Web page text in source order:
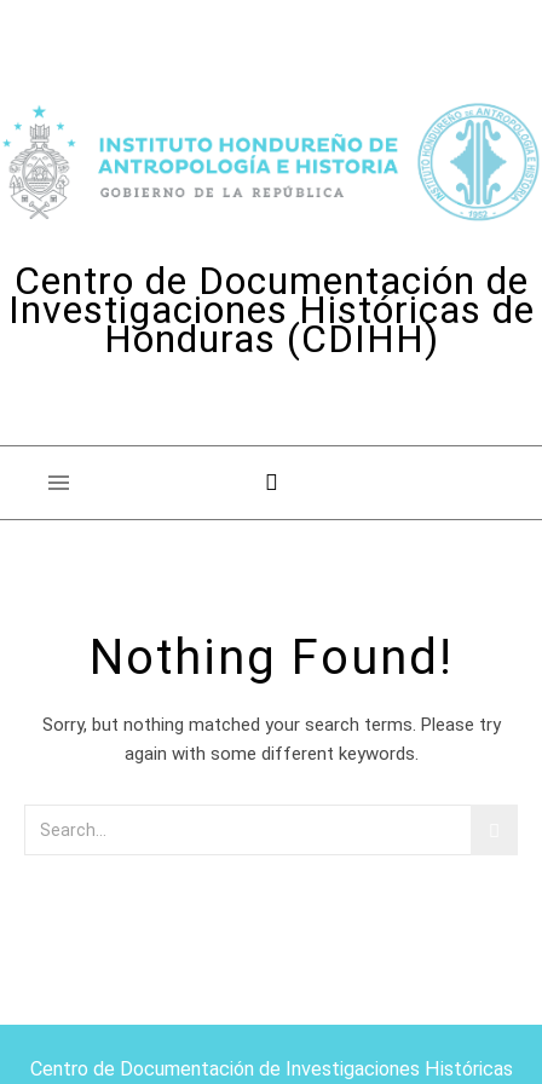
Centro de Documentación de
Investigaciones Históricas de
Honduras (CDIHH)
Nothing Found!
Sorry, but nothing matched your search terms. Please try
again with some different keywords.
Centro de Documentación de Investigaciones Históricas